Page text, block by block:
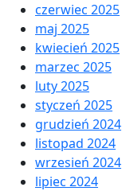
czerwiec 2025
maj 2025
kwiecień 2025
marzec 2025
luty 2025
styczeń 2025
grudzień 2024
listopad 2024
wrzesień 2024
lipiec 2024